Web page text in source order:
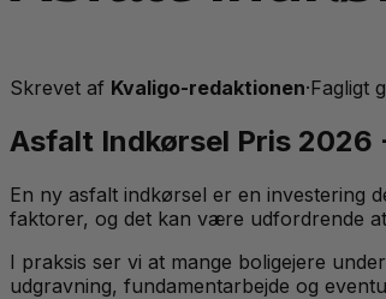
Skrevet af Kvaligo-redaktionen·Fagligt
Asfalt Indkørsel Pris 2026
En ny asfalt indkørsel er en investering
faktorer, og det kan være udfordrende
I praksis ser vi at mange boligejere
udgravning, fundamentarbejde og